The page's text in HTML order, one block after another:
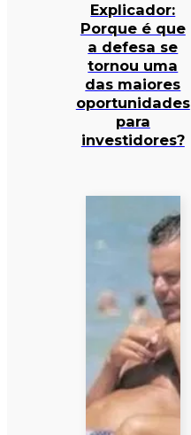
Explicador:
Porque é que
a defesa se
tornou uma
das maiores
oportunidades
para
investidores?